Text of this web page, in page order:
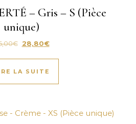
– Gris – S (Pièce
unique)
€ Le prix initial était : 36,00€.
28,80€Le prix actuel est : 28,80€.
LA SUITE